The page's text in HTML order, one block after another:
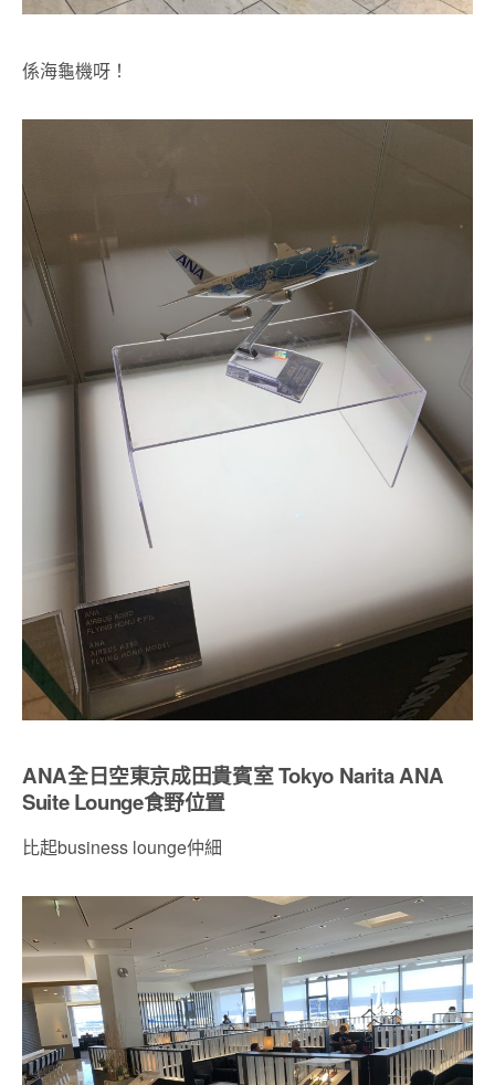
係海龜機呀！
ANA全日空東京成田貴賓室 Tokyo Narita ANA
Suite Lounge食野位置
比起business lounge仲細